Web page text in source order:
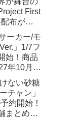
First
布が
前7時まで
ーカー/モ
」1/7フ
始！商品
年10月発
ない砂糖
チャン」
約開始！
まとめ